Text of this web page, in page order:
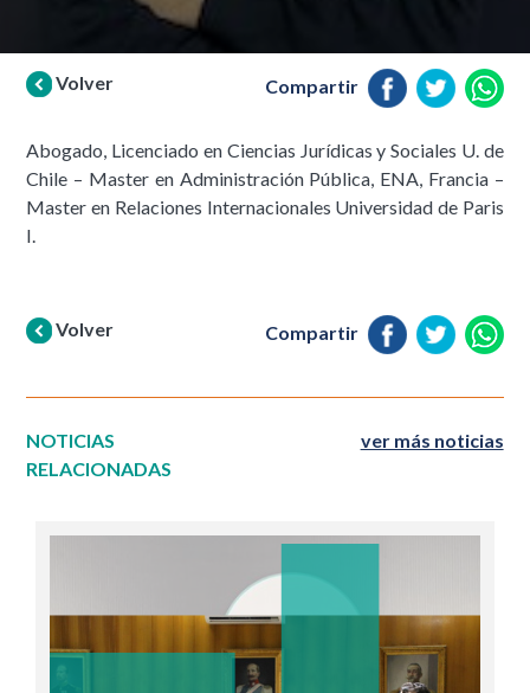
Volver Compartir
Abogado, Licenciado en Ciencias Jurídicas y Sociales U. de
Chile – Master en Administración Pública, ENA, Francia –
Master en Relaciones Internacionales Universidad de Paris
I.
Volver Compartir
NOTICIAS
RELACIONADAS
ver más noticias